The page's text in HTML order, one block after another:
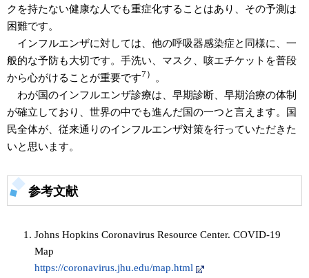
クを持たない健康な人でも重症化することはあり、その予測は
困難です。
インフルエンザに対しては、他の呼吸器感染症と同様に、一
般的な予防も大切です。手洗い、マスク、咳エチケットを普段
から心がけることが重要です7）
。
わが国のインフルエンザ診療は、早期診断、早期治療の体制
が確立しており、世界の中でも進んだ国の一つと言えます。国
民全体が、従来通りのインフルエンザ対策を行っていただきた
いと思います。
参考文献
Johns Hopkins Coronavirus Resource Center. COVID-19
Map
https://coronavirus.jhu.edu/map.html